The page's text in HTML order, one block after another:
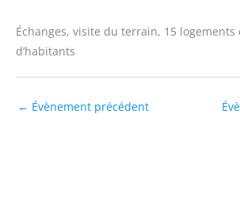
Échanges, visite du terrain, 15 logements
d’habitants
← Évènement précédent